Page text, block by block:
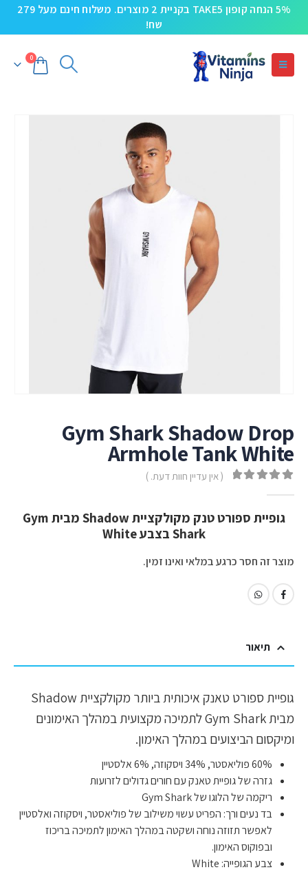
5% הנחה קופון TAKE5 בקניית 2 מוצרים. משלוח חינם מעל 279
שח!
0
Gym Shark Shadow Drop
Armhole Tank White
( אין עדיין חוות דעת. )
גופיית ספורט טנק מקולקציית Shadow מבית Gym
Shark בצבע White
מוצר זה חסר כרגע במלאי ואינו זמין.
תיאור
גופיית ספורט טאנק איכותית ביותר מקולקציית Shadow
מבית Gym Shark לתמיכה מקצועית במהלך האימונים
ומיקסום הביצועים במהלך האימון.
60% פוליאסטר, 34% ויסקוזה, 6% אלסטיין
גזרה של גופיית טאנק עם חורים גדולים לזרועות
ריקמה של הלוגו של Gym Shark
בד נעים ורך: הפריט עשוי משילוב של פוליאסטר, ויסקוזה ואלסטיין
לאפשר תזוזה נוחה ושקטה במהלך האימון לתמיכה בריכוז
ובפוקוס האימון.
צבע הגופייה: White